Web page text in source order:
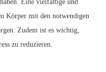
Eine vielfältige und
Körper mit den notwendigen
Zudem ist es wichtig,
zu reduzieren.